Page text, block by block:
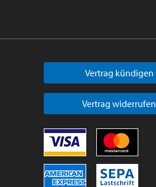
Vertrag kündigen
Vertrag widerrufen